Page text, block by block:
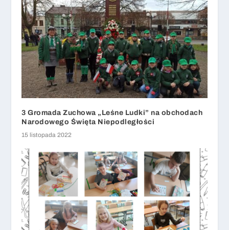
3 Gromada Zuchowa „Leśne Ludki” na obchodach
Narodowego Święta Niepodległości
15 listopada 2022